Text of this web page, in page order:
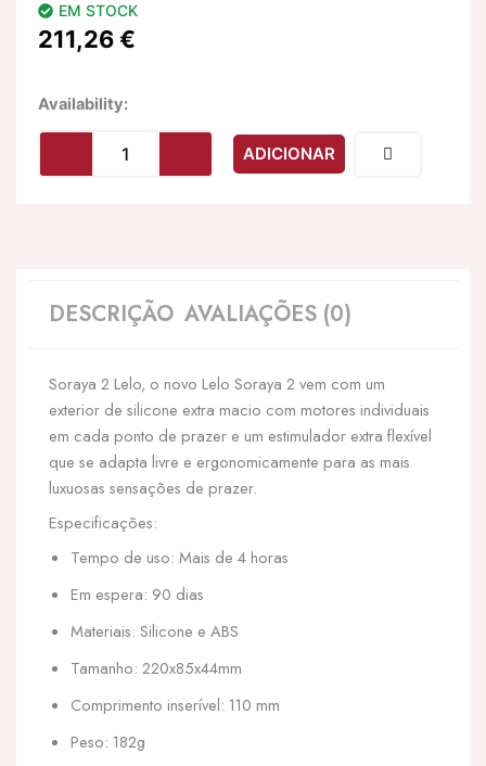
EM STOCK
211,26€
Availability:Quantidade
LELO
PROFUNDA
ADICIONAR
DESCRIÇÃO AVALIAÇÕES (0)
Soraya 2 Lelo, o novo Lelo Soraya 2 vem com um
exterior de silicone extra macio com motores individuais
em cada ponto de prazer e um estimulador extra flexível
que se adapta livre e ergonomicamente para as mais
luxuosas sensações de prazer.
Especificações:
Tempo de uso: Mais de 4 horas
Em espera: 90 dias
Materiais: Silicone e ABS
Tamanho: 220x85x44mm
Comprimento inserível: 110 mm
Peso: 182g